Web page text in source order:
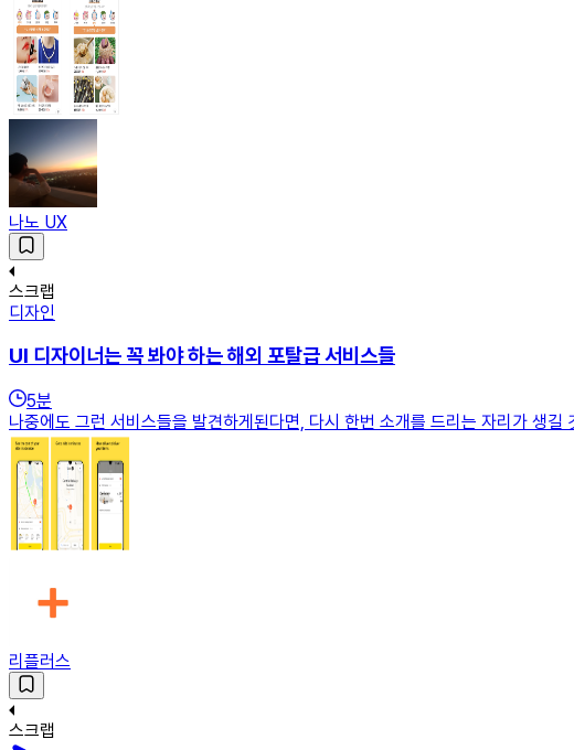
나노 UX
스크랩
디자인
UI 디자이너는 꼭 봐야 하는 해외 포탈급 서비스들
5분
나중에도 그런 서비스들을 발견하게된다면, 다시 한번 소개를 드리는 자리가 생
리플러스
스크랩